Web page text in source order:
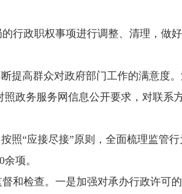
行政职权事项进行调整、清理，做
提高群众对政府部门工作的满意度
政务服务网信息公开要求，对联系
照“应接尽接”原则，全面梳理监管
项。
和检查。一是加强对承办行政许可